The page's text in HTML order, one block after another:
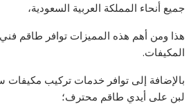
جميع أنحاء المملكة العربية السعودية،
هذا ومن أهم هذه المميزات توافر طاقم
المكيفات.
بالإضافة إلى توافر خدمات تركيب
لبن على أيدي طاقم محترف؛